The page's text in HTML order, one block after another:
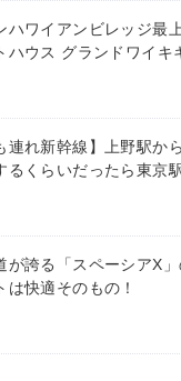
ハワイアンビレッジ最
ハウス グランドワイキ
連れ新幹線】上野駅か
るくらいだったら東京
が誇る「スペーシアX
は快適そのもの！